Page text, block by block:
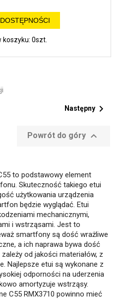
koszyku: 0szt.
Następny 
Powrót do góry 
to podstawowy element
Skuteczność takiego etui
użytkowania urządzenia
będzie wyglądać. Etui
mechanicznymi,
i wstrząsami. Jest to
smartfony są dość wrażliwe
a ich naprawa bywa dość
od jakości materiałów, z
Najlepsze etui są wykonane z
odporności na uderzenia
amortyzuje wstrząsy.
C55 RMX3710 powinno mieć